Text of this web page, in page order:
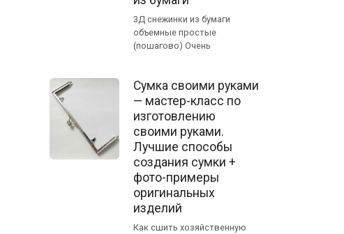
3Д снежинки из бумаги
объемные простые
(пошагово) Очень
Сумка своими руками
— мастер-класс по
изготовлению
своими руками.
Лучшие способы
создания сумки +
фото-примеры
оригинальных
изделий
Как сшить хозяйственную